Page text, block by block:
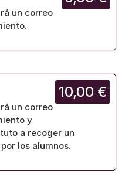
un correo
10,00 €
un correo
y
a recoger un
los alumnos.